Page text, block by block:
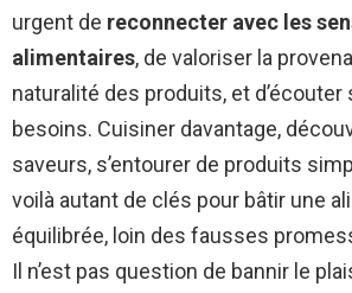
urgent de reconnecter avec les
alimentaires, de valoriser la
naturalité des produits, et d’écouter
besoins. Cuisiner davantage,
saveurs, s’entourer de produits
voilà autant de clés pour bâtir une
équilibrée, loin des fausses
Il n’est pas question de bannir le